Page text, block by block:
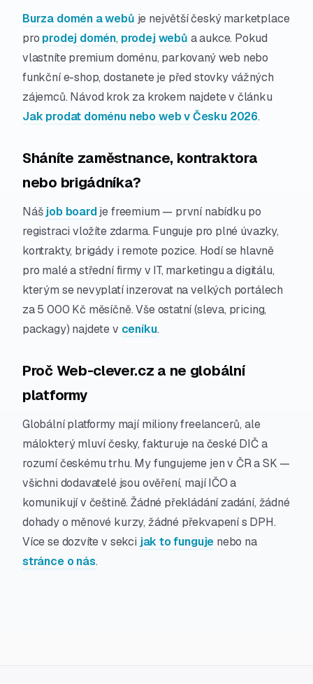
Burza domén a webů je největší český marketplace
pro prodej domén, prodej webů a aukce. Pokud
vlastníte premium doménu, parkovaný web nebo
funkční e-shop, dostanete je před stovky vážných
zájemců. Návod krok za krokem najdete v článku
Jak prodat doménu nebo web v Česku 2026.
Sháníte zaměstnance, kontraktora
nebo brigádníka?
Nášjob boardje freemium — první nabídku po
registraci vložíte zdarma. Funguje pro plné úvazky,
kontrakty, brigády i remote pozice. Hodí se hlavně
pro malé a střední firmy v IT, marketingu a digitálu,
kterým se nevyplatí inzerovat na velkých portálech
za 5 000 Kč měsíčně. Vše ostatní (sleva, pricing,
packagy) najdete v ceníku.
Proč Web-clever.cz a ne globální
platformy
Globální platformy mají miliony freelancerů, ale
málokterý mluví česky, fakturuje na české DIČ a
rozumí českému trhu. My fungujeme jen v ČR a SK —
všichni dodavatelé jsou ověření, mají IČO a
komunikují v češtině. Žádné překládání zadání, žádné
dohady o měnové kurzy, žádné překvapení s DPH.
Více se dozvíte v sekci jak to funguje nebo na
stránce o nás.